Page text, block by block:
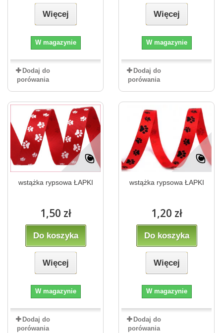
Więcej
W magazynie
Dodaj do
porówania
Więcej
W magazynie
Dodaj do
porówania
wstążka rypsowa ŁAPKI
1,50 zł
Do koszyka
Więcej
W magazynie
Dodaj do
porówania
wstążka rypsowa ŁAPKI
1,20 zł
Do koszyka
Więcej
W magazynie
Dodaj do
porówania